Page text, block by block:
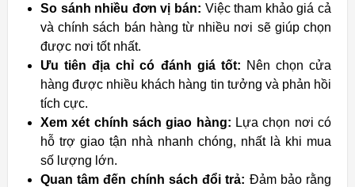
So sánh nhiều đơn vị bán: Việc tham khảo giá cả
và chính sách bán hàng từ nhiều nơi sẽ giúp chọn
được nơi tốt nhất.
Ưu tiên địa chỉ có đánh giá tốt: Nên chọn cửa
hàng được nhiều khách hàng tin tưởng và phản hồi
tích cực.
Xem xét chính sách giao hàng: Lựa chọn nơi có
hỗ trợ giao tận nhà nhanh chóng, nhất là khi mua
số lượng lớn.
Quan tâm đến chính sách đổi trả: Đảm bảo rằng